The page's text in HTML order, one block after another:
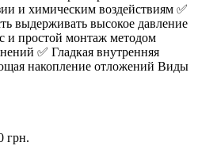
и химическим воздействиям ✅
выдерживать высокое давление
и простой монтаж методом
✅ Гладкая внутренняя
накопление отложений Виды
грн.